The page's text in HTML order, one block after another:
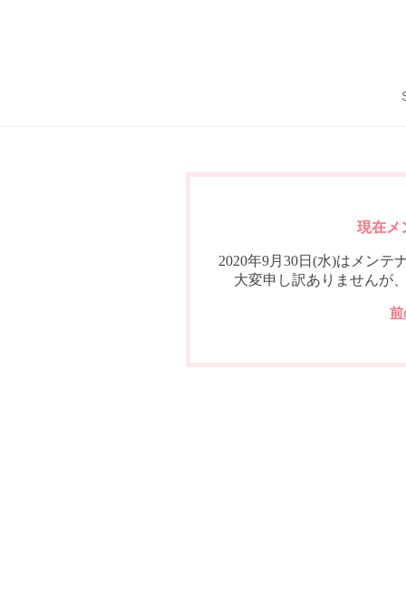
現在メ
2020年9月30日(水)はメンテ
大変申し訳ありませんが
前